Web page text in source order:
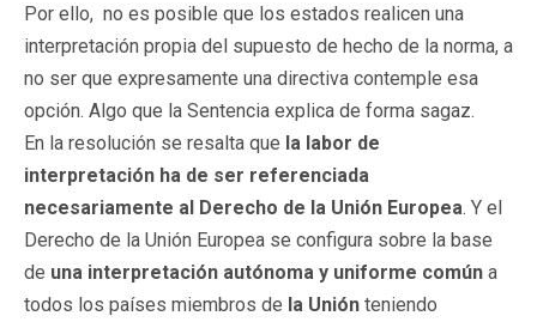
Por ello, no es posible que los estados realicen una
interpretación propia del supuesto de hecho de la norma, a
no ser que expresamente una directiva contemple esa
opción. Algo que la Sentencia explica de forma sagaz.
En la resolución se resalta que la labor de
interpretación ha de ser referenciada
necesariamente al Derecho de la Unión Europea. Y el
Derecho de la Unión Europea se configura sobre la base
de una interpretación autónoma y uniforme común a
todos los países miembros de la Unión teniendo